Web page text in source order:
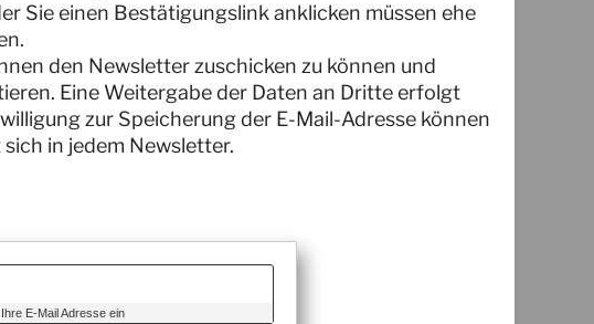
Sie einen Bestätigungslink anklicken müssen ehe
den Newsletter zuschicken zu können und
Eine Weitergabe der Daten an Dritte erfolgt
zur Speicherung der E-Mail-Adresse können
in jedem Newsletter.
E-Mail Adresse ein